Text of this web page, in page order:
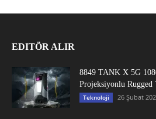
EDITÖR ALIR
8849 TANK X 5G
Projeksiyonlu Rugged
Teknoloji 26 Şubat